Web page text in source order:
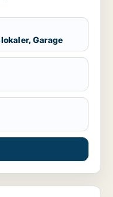
Garage